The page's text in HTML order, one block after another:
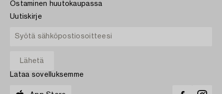
Ostaminen huutokaupassa
Uutiskirje
Lataa sovelluksemme